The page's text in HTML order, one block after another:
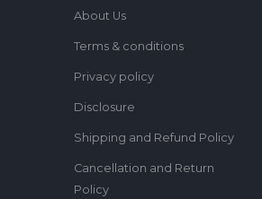
About Us
Terms & conditions
Privacy policy
Disclosure
Shipping and Refund Policy
Cancellation and Return
Policy